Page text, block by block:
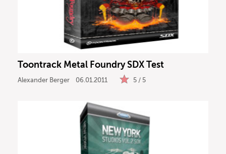
Toontrack Metal Foundry SDX Test
Alexander Berger 06.01.2011 5 / 5